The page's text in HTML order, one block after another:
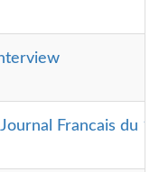
Journal Francais du